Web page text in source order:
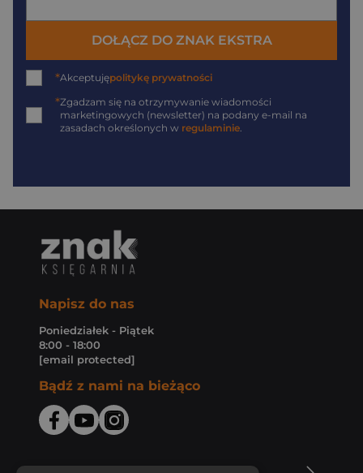
DOŁĄCZ DO ZNAK EKSTRA
*Akceptujępolitykę prywatności
*Zgadzam się na otrzymywanie wiadomości
marketingowych (newsletter) na podany e-mail na
zasadach określonych w regulaminie
Napisz do nas
Poniedziałek - Piątek
8:00 - 18:00
[email protected]
Bądź z nami na bieżąco